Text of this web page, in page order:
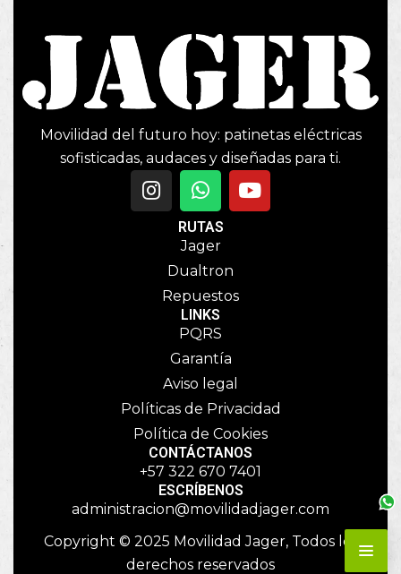
Movilidad del futuro hoy: patinetas eléctricas
sofisticadas, audaces y diseñadas para ti.
RUTAS
Jager
Dualtron
Repuestos
LINKS
PQRS
Garantía
Aviso legal
Políticas de Privacidad
Política de Cookies
CONTÁCTANOS
+57 322 670 7401
ESCRÍBENOS
administracion@movilidadjager.com
Copyright © 2025 Movilidad Jager, Todos los
derechos reservados